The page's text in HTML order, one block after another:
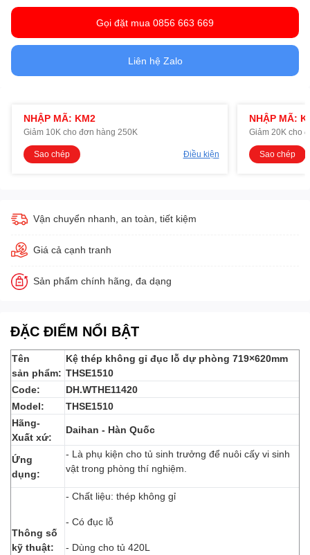
Gọi đặt mua 0856 663 669
Liên hệ Zalo
NHẬP MÃ: KM2
Giảm 10K cho đơn hàng 250K
Sao chép Điều kiện
NHẬP MÃ:
Giảm 20K cho
Sao chép
Vận chuyển nhanh, an toàn, tiết kiệm
Giá cả cạnh tranh
Sản phẩm chính hãng, đa dạng
ĐẶC ĐIỂM NỔI BẬT
Tên
sản phẩm:
Kệ thép không gỉ đục lỗ dự phòng 719×620mm
THSE1510
Code:
DH.WTHE11420
Model:
THSE1510
Hãng-
Xuất xứ:
Daihan - Hàn Quốc
Ứng
dụng:
- Là phụ kiện cho tủ sinh trưởng để nuôi cấy vi sinh
vật trong phòng thí nghiệm.
Thông số
kỹ thuật:
- Chất liệu: thép không gỉ
- Có đục lỗ
- Dùng cho tủ 420L